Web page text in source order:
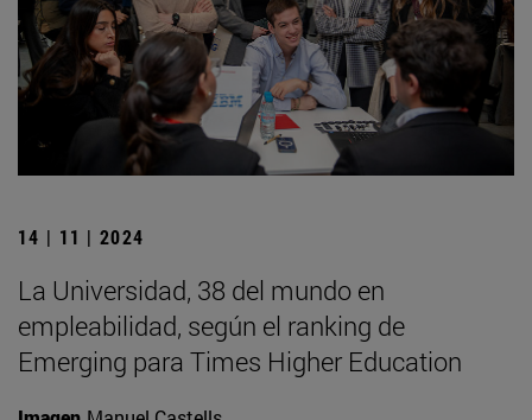
14 | 11 | 2024
La Universidad, 38 del mundo en
empleabilidad, según el ranking de
Emerging para Times Higher Education